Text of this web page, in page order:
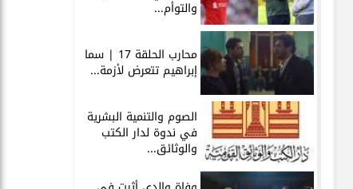
والتوأم...
محارب الحلقة 17 | سما
إبراهيم تتعرض لأزمة...
الصوم والتنمية البشرية
في ندوة لدار الكتب
والوثائق...